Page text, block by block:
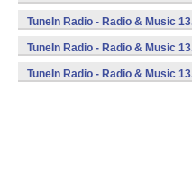
TuneIn Radio - Radio & Music
TuneIn Radio - Radio & Music
TuneIn Radio - Radio & Music